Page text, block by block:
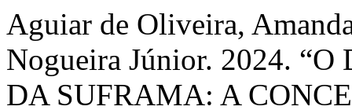
Aguiar de Oliveira,
Nogueira Júnior. 2024.
DA SUFRAMA: A